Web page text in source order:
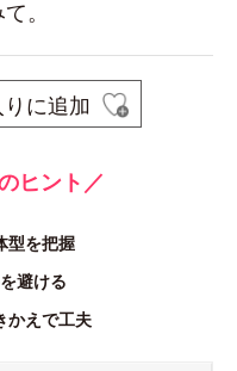
。
に追加
ヒント／
型を把握
避ける
かえで工夫